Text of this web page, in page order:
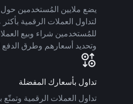
للمُستخدمين شراء وبيع
وتحديد أسعارهم وطرق
تداول بأسعارك المفضلة
تداول العملات الرقمية